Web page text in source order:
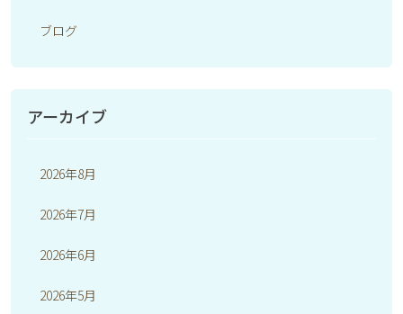
ブログ
アーカイブ
2026年8月
2026年7月
2026年6月
2026年5月